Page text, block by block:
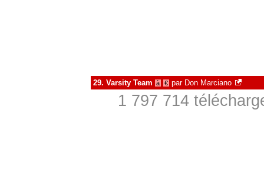
29. Varsity Team à € par Don Marciano
1 797 714